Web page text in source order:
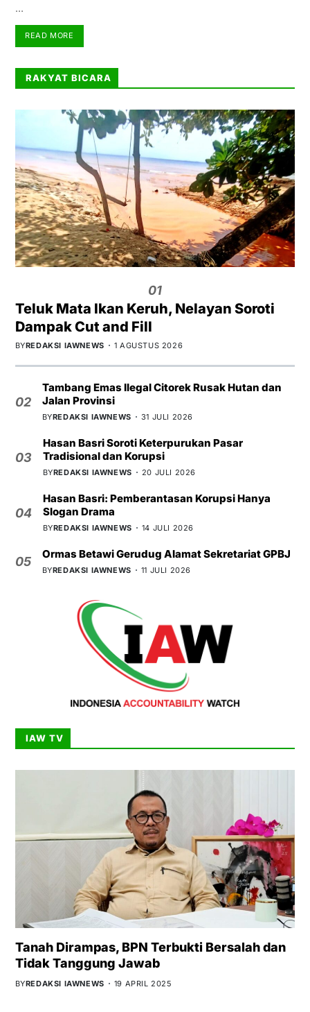
…
READ MORE
RAKYAT BICARA
01
Teluk Mata Ikan Keruh, Nelayan Soroti
Dampak Cut and Fill
BYREDAKSI IAWNEWS 1 AGUSTUS 2026
02
Tambang Emas Ilegal Citorek Rusak Hutan dan
Jalan Provinsi
BYREDAKSI IAWNEWS 31 JULI 2026
03
Hasan Basri Soroti Keterpurukan Pasar
Tradisional dan Korupsi
BYREDAKSI IAWNEWS 20 JULI 2026
04
Hasan Basri: Pemberantasan Korupsi Hanya
Slogan Drama
BYREDAKSI IAWNEWS 14 JULI 2026
05
Ormas Betawi Gerudug Alamat Sekretariat GPBJ
BYREDAKSI IAWNEWS 11 JULI 2026
IAW TV
Tanah Dirampas, BPN Terbukti Bersalah dan
Tidak Tanggung Jawab
BYREDAKSI IAWNEWS 19 APRIL 2025